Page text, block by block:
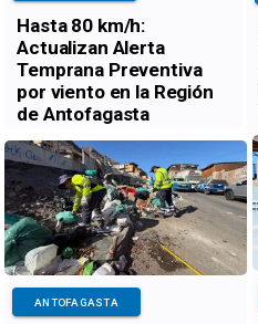
Hasta 80 km/h:
Actualizan Alerta
Temprana Preventiva
por viento en la Región
de Antofagasta
ANTOFAGASTA